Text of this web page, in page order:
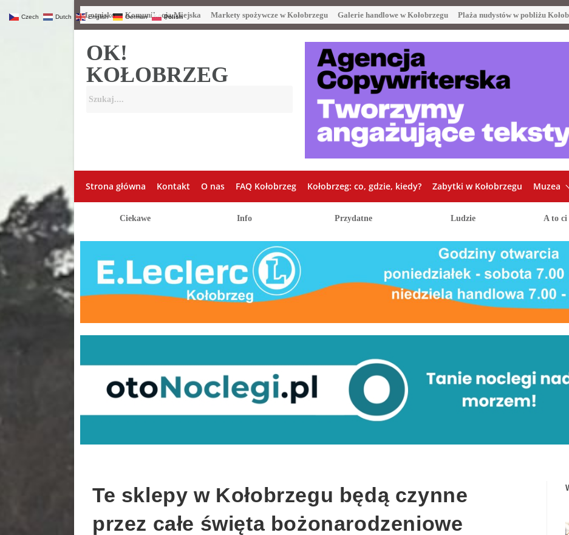
Lotnisko Komunikacja Miejska Markety spożywcze w Kołobrzegu Galerie handlowe w Kołobrzegu Plaża nudystów w pobliżu
OK!
KOŁOBRZEG
Strona główna Kontakt O nas FAQ Kołobrzeg Kołobrzeg: co, gdzie, kiedy? Zabytki w Kołobrzegu Muzea
Ciekawe Info Przydatne Ludzie A to
Te sklepy w Kołobrzegu będą czynne
przez całe święta bożonarodzeniowe
Czech Dutch English German Polish